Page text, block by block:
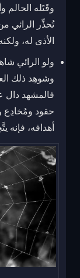
وقَتَله الحالم
تُحذِّر الرائي
الأذى له،
ولو الرائي
وشوهِد ذلك
فالمشهد دال
حقود ومُخادِع
أهدافه، فإنه